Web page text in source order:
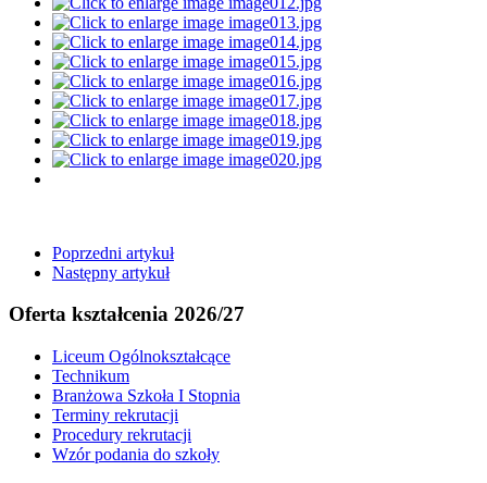
Poprzedni artykuł
Następny artykuł
Oferta kształcenia 2026/27
Liceum Ogólnokształcące
Technikum
Branżowa Szkoła I Stopnia
Terminy rekrutacji
Procedury rekrutacji
Wzór podania do szkoły